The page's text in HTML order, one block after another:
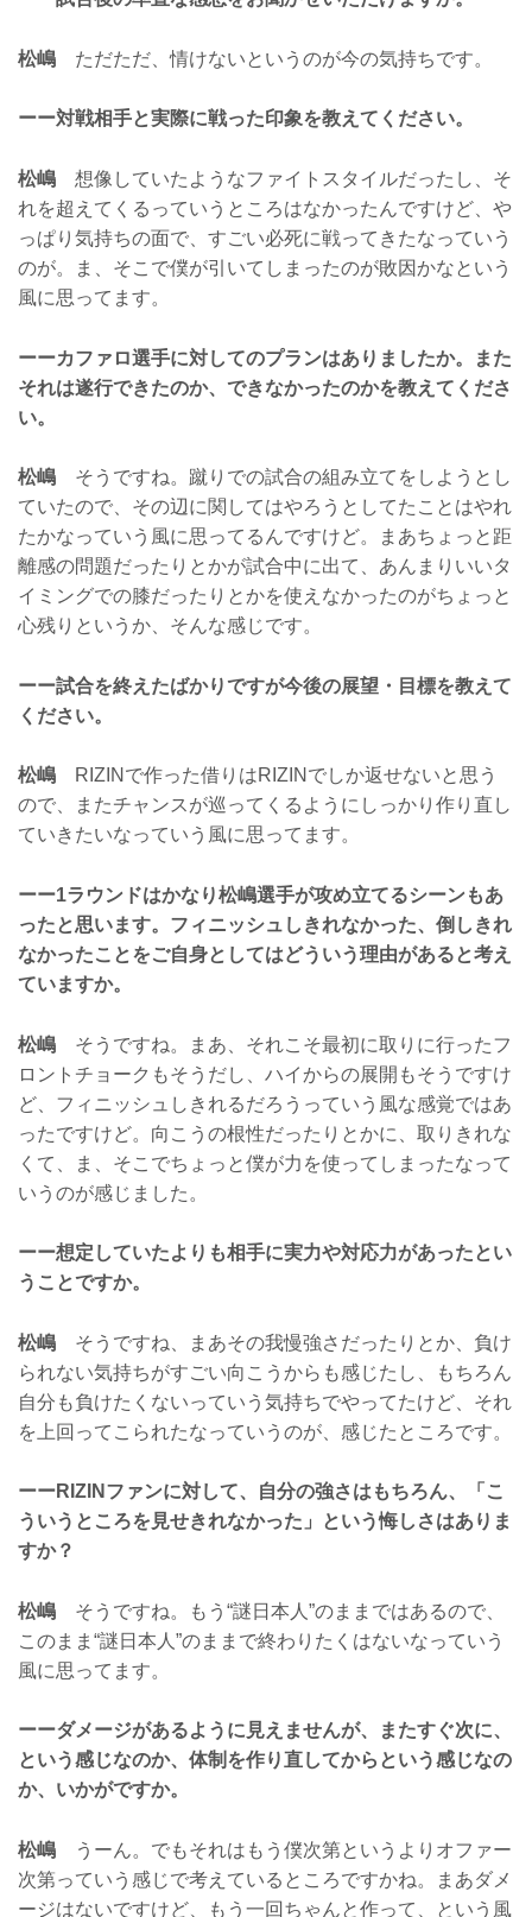
松嶋 ただただ、情けないというのが今の気持ちです。
ーー対戦相手と実際に戦った印象を教えてください。
松嶋 想像していたようなファイトスタイルだったし、そ
れを超えてくるっていうところはなかったんですけど、や
っぱり気持ちの面で、すごい必死に戦ってきたなっていう
のが。ま、そこで僕が引いてしまったのが敗因かなという
風に思ってます。
ーーカファロ選手に対してのプランはありましたか。また
それは遂行できたのか、できなかったのかを教えてくださ
い。
松嶋 そうですね。蹴りでの試合の組み立てをしようとし
ていたので、その辺に関してはやろうとしてたことはやれ
たかなっていう風に思ってるんですけど。まあちょっと距
離感の問題だったりとかが試合中に出て、あんまりいいタ
イミングでの膝だったりとかを使えなかったのがちょっと
心残りというか、そんな感じです。
ーー試合を終えたばかりですが今後の展望・目標を教えて
ください。
松嶋 RIZINで作った借りはRIZINでしか返せないと思う
ので、またチャンスが巡ってくるようにしっかり作り直し
ていきたいなっていう風に思ってます。
ーー1ラウンドはかなり松嶋選手が攻め立てるシーンもあ
ったと思います。フィニッシュしきれなかった、倒しきれ
なかったことをご自身としてはどういう理由があると考え
ていますか。
松嶋 そうですね。まあ、それこそ最初に取りに行ったフ
ロントチョークもそうだし、ハイからの展開もそうですけ
ど、フィニッシュしきれるだろうっていう風な感覚ではあ
ったですけど。向こうの根性だったりとかに、取りきれな
くて、ま、そこでちょっと僕が力を使ってしまったなって
いうのが感じました。
ーー想定していたよりも相手に実力や対応力があったとい
うことですか。
松嶋 そうですね、まあその我慢強さだったりとか、負け
られない気持ちがすごい向こうからも感じたし、もちろん
自分も負けたくないっていう気持ちでやってたけど、それ
を上回ってこられたなっていうのが、感じたところです。
ーーRIZINファンに対して、自分の強さはもちろん、「こ
ういうところを見せきれなかった」という悔しさはありま
すか？
松嶋 そうですね。もう“謎日本人”のままではあるので、
このまま“謎日本人”のままで終わりたくはないなっていう
風に思ってます。
ーーダメージがあるように見えませんが、またすぐ次に、
という感じなのか、体制を作り直してからという感じなの
か、いかがですか。
松嶋 うーん。でもそれはもう僕次第というよりオファー
次第っていう感じで考えているところですかね。まあダメ
ージはないですけど、もう一回ちゃんと作って、という風